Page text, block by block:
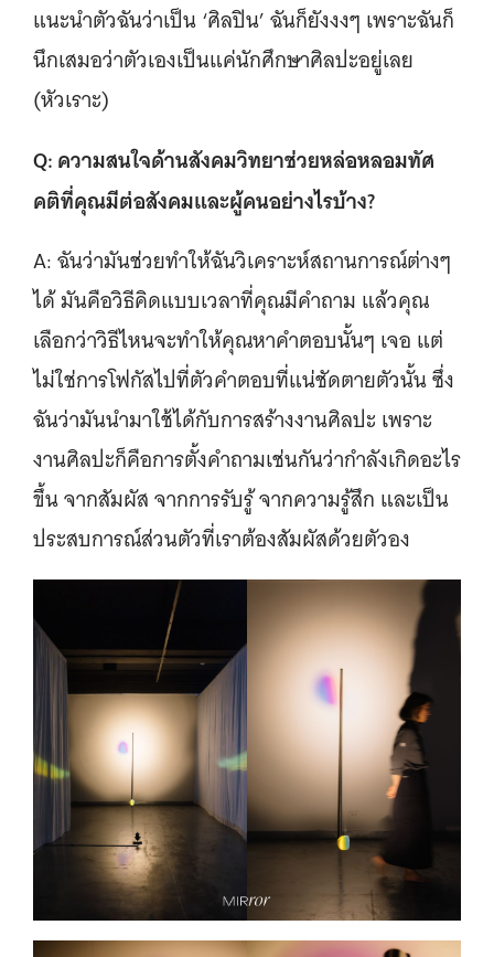
แนะนำตัวฉันว่าเป็น ‘ศิลปิน’ ฉันก็ยังงงๆ เพราะฉันก็
นึกเสมอว่าตัวเองเป็นแค่นักศึกษาศิลปะอยู่เลย
(หัวเราะ)
Q: ความสนใจด้านสังคมวิทยาช่วยหล่อหลอมทัศ
คติที่คุณมีต่อสังคมและผู้คนอย่างไรบ้าง?
A: ฉันว่ามันช่วยทำให้ฉันวิเคราะห์สถานการณ์ต่างๆ
ได้ มันคือวิธีคิดแบบเวลาที่คุณมีคำถาม แล้วคุณ
เลือกว่าวิธีไหนจะทำให้คุณหาคำตอบนั้นๆ เจอ แต่
ไม่ใช่การโฟกัสไปที่ตัวคำตอบที่แน่ชัดตายตัวนั้น ซึ่ง
ฉันว่ามันนำมาใช้ได้กับการสร้างงานศิลปะ เพราะ
งานศิลปะก็คือการตั้งคำถามเช่นกันว่ากำลังเกิดอะไร
ขึ้น จากสัมผัส จากการรับรู้ จากความรู้สึก และเป็น
ประสบการณ์ส่วนตัวที่เราต้องสัมผัสด้วยตัวอง